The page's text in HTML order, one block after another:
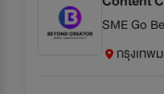
SME Go
กรุงเทพ